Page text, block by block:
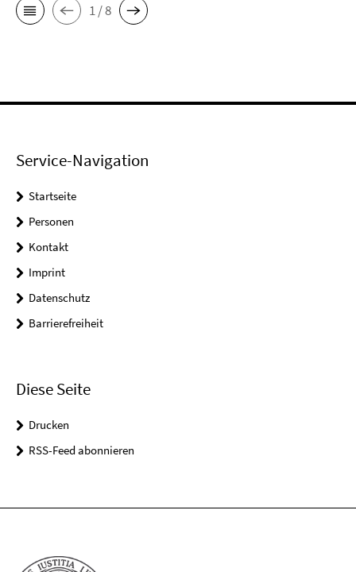
1 / 8
Service-Navigation
Startseite
Personen
Kontakt
Imprint
Datenschutz
Barrierefreiheit
Diese Seite
Drucken
RSS-Feed abonnieren